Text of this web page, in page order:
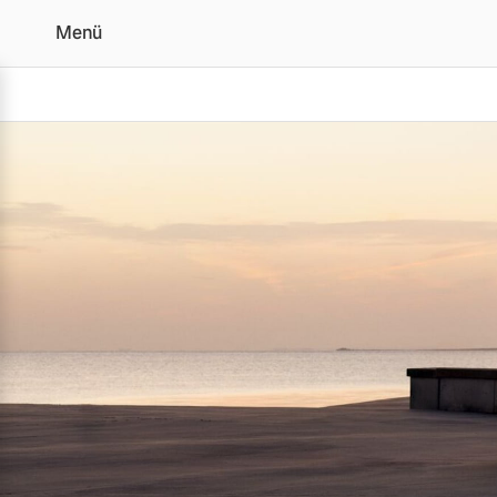
Menü
Vollelektrisch
Plug-in Hybrid
3 Modelle